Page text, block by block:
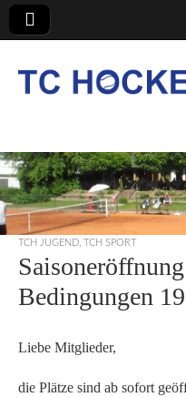
TC
TCH JUGEND TCH SPORT
Bedingungen
Liebe Mitglieder,
die Plätze sind ab sofort